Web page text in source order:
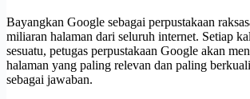
Bayangkan Google sebagai perpustakaan
miliaran halaman dari seluruh internet. Setiap
sesuatu, petugas perpustakaan Google akan
halaman yang paling relevan dan paling
sebagai jawaban.